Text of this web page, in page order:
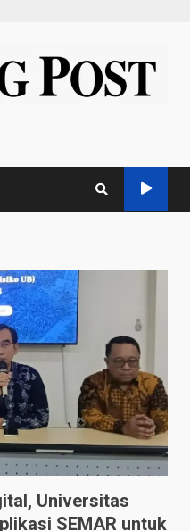
Universitas
SEMAR untuk